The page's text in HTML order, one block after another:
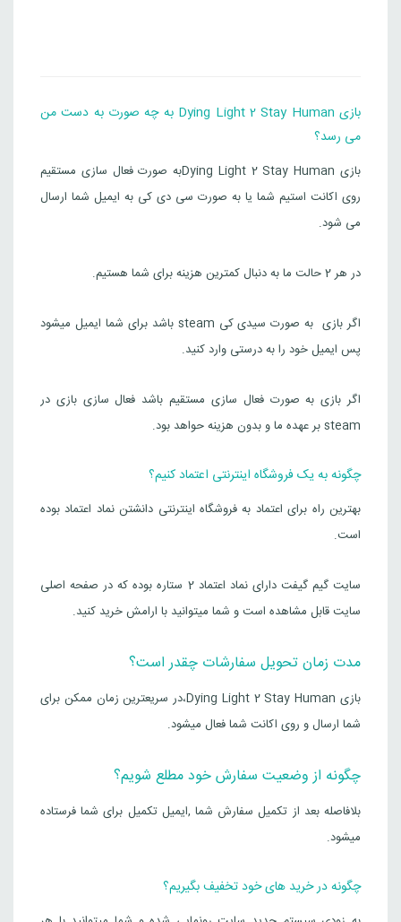
بازی Dying Light 2 Stay Human به چه صورت به دست من
می رسد؟
بازی Dying Light 2 Stay Humanبه صورت فعال سازی مستقیم
روی اکانت استیم شما یا به صورت سی دی کی به ایمیل شما ارسال
می شود.
در هر 2 حالت ما به دنبال کمترین هزینه برای شما هستیم.
اگر بازی به صورت سیدی کی steam باشد برای شما ایمیل میشود
پس ایمیل خود را به درستی وارد کنید.
اگر بازی به صورت فعال سازی مستقیم باشد فعال سازی بازی در
steam بر عهده ما و بدون هزینه حواهد بود.
چگونه به یک فروشگاه اینترنتی اعتماد کنیم؟
بهترین راه برای اعتماد به فروشگاه اینترنتی دانشتن نماد اعتماد بوده
است.
سایت گیم گیفت دارای نماد اعتماد 2 ستاره بوده که در صفحه اصلی
سایت قابل مشاهده است و شما میتوانید با ارامش خرید کنید.
مدت زمان تحویل سفارشات چقدر است؟
بازی Dying Light 2 Stay Human،در سریعترین زمان ممکن برای
شما ارسال و روی اکانت شما فعال میشود.
چگونه از وضعیت سفارش خود مطلع شویم؟
بلافاصله بعد از تکمیل سفارش شما ,ایمیل تکمیل برای شما فرستاده
میشود.
چگونه در خرید های خود تخفیف بگیریم؟